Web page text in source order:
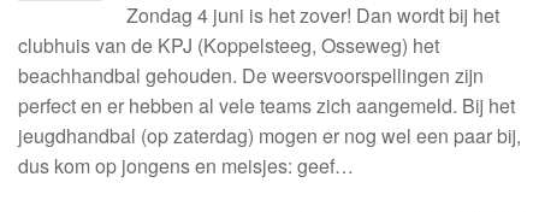
Zondag 4 juni is het zover! Dan wordt bij het
clubhuis van de KPJ (Koppelsteeg, Osseweg) het
beachhandbal gehouden. De weersvoorspellingen zijn
perfect en er hebben al vele teams zich aangemeld. Bij het
jeugdhandbal (op zaterdag) mogen er nog wel een paar bij,
dus kom op jongens en meisjes: geef…